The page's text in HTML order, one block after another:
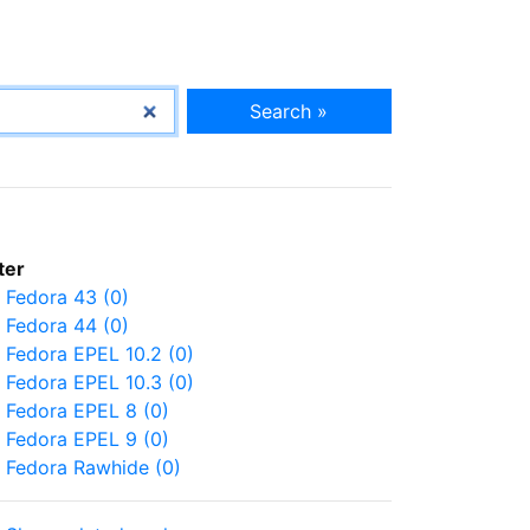
Search »
Fedora 43 (0)
Fedora 44 (0)
Fedora EPEL 10.2 (0)
Fedora EPEL 10.3 (0)
Fedora EPEL 8 (0)
Fedora EPEL 9 (0)
Fedora Rawhide (0)